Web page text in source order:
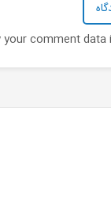
your comment data